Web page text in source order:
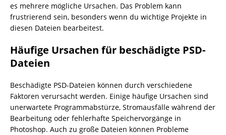
es mehrere mögliche Ursachen. Das Problem kann
frustrierend sein, besonders wenn du wichtige Projekte in
diesen Dateien bearbeitest.
Häufige Ursachen für beschädigte PSD-
Dateien
Beschädigte PSD-Dateien können durch verschiedene
Faktoren verursacht werden. Einige häufige Ursachen sind
unerwartete Programmabstürze, Stromausfälle während der
Bearbeitung oder fehlerhafte Speichervorgänge in
Photoshop. Auch zu große Dateien können Probleme